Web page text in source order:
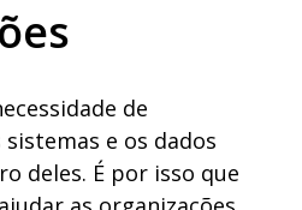
de
e os dados
deles. É por isso que